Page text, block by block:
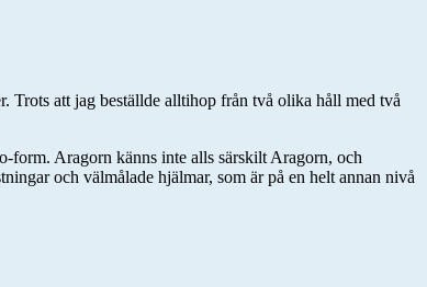
Trots att jag beställde alltihop från två olika håll med två
form. Aragorn känns inte alls särskilt Aragorn, och
och välmålade hjälmar, som är på en helt annan nivå